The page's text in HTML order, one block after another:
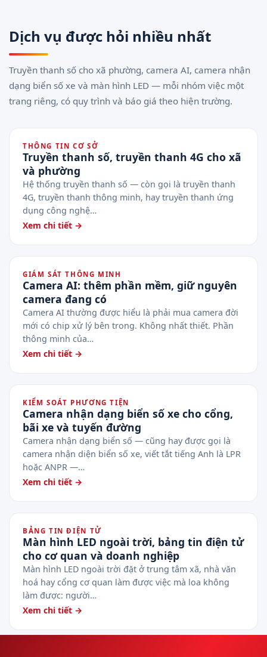
Dịch vụ được hỏi nhiều nhất
Truyền thanh số cho xã phường, camera AI, camera nhận
dạng biển số xe và màn hình LED — mỗi nhóm việc một
trang riêng, có quy trình và báo giá theo hiện trường.
THÔNG TIN CƠ SỞ
Truyền thanh số, truyền thanh 4G cho xã
và phường
Hệ thống truyền thanh số — còn gọi là truyền thanh
4G, truyền thanh thông minh, hay truyền thanh ứng
dụng công nghệ…
Xem chi tiết →
GIÁM SÁT THÔNG MINH
Camera AI: thêm phần mềm, giữ nguyên
camera đang có
Camera AI thường được hiểu là phải mua camera đời
mới có chip xử lý bên trong. Không nhất thiết. Phần
thông minh của…
Xem chi tiết →
KIỂM SOÁT PHƯƠNG TIỆN
Camera nhận dạng biển số xe cho cổng,
bãi xe và tuyến đường
Camera nhận dạng biển số — cũng hay được gọi là
camera nhận diện biển số xe, viết tắt tiếng Anh là LPR
hoặc ANPR —…
Xem chi tiết →
BẢNG TIN ĐIỆN TỬ
Màn hình LED ngoài trời, bảng tin điện tử
cho cơ quan và doanh nghiệp
Màn hình LED ngoài trời đặt ở trung tâm xã, nhà văn
hoá hay cổng cơ quan làm được việc mà loa không
làm được: người…
Xem chi tiết →